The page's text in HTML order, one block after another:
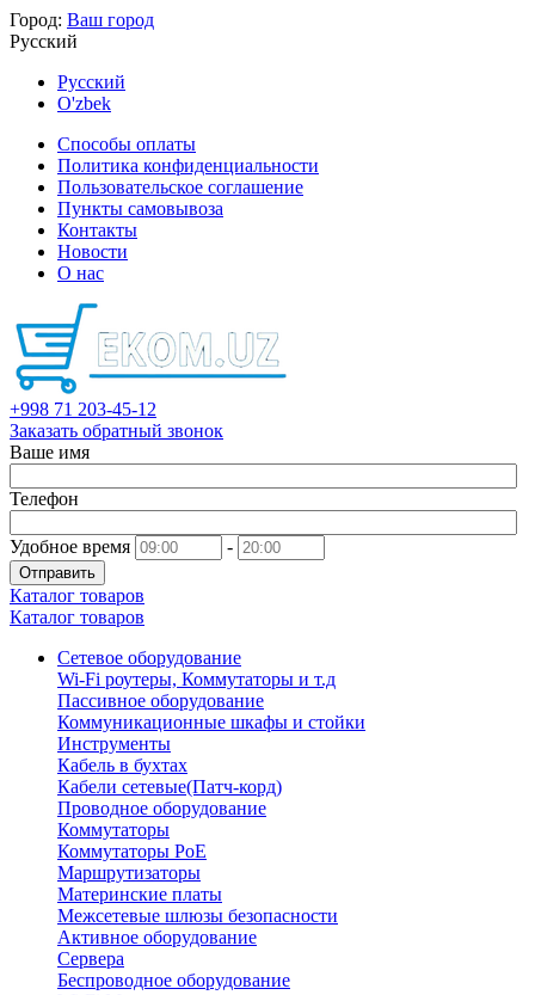
Город: Ваш город
Русский
Русский
O'zbek
Способы оплаты
Политика конфиденциальности
Пользовательское соглашение
Пункты самовывоза
Контакты
Новости
О нас
+998 71 203-45-12
Заказать обратный звонок
Ваше имя
Телефон
Удобное время -
Отправить
Каталог товаров
Каталог товаров
Сетевое оборудование
Wi-Fi роутеры, Коммутаторы и т.д
Пассивное оборудование
Коммуникационные шкафы и стойки
Инструменты
Кабель в бухтах
Кабели сетевые(Патч-корд)
Проводное оборудование
Коммутаторы
Коммутаторы PoE
Маршрутизаторы
Материнские платы
Межсетевые шлюзы безопасности
Активное оборудование
Сервера
Беспроводное оборудование